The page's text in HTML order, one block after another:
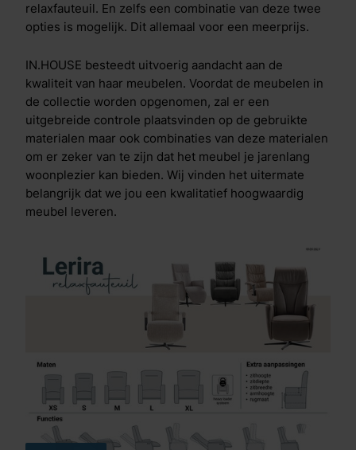
relaxfauteuil. En zelfs een combinatie van deze twee
opties is mogelijk. Dit allemaal voor een meerprijs.
IN.HOUSE besteedt uitvoerig aandacht aan de
kwaliteit van haar meubelen. Voordat de meubelen in
de collectie worden opgenomen, zal er een
uitgebreide controle plaatsvinden op de gebruikte
materialen maar ook combinaties van deze materialen
om er zeker van te zijn dat het meubel je jarenlang
woonplezier kan bieden. Wij vinden het uitermate
belangrijk dat we jou een kwalitatief hoogwaardig
meubel leveren.